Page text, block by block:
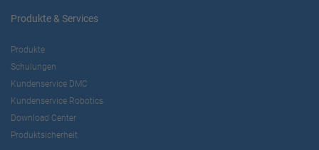
Produkte & Services
Produkte
Schulungen
Kundenservice DMC
Kundenservice Robotics
Download Center
Produktsicherheit